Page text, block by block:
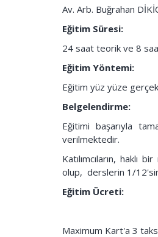
Av. Arb. Buğrahan
Eğitim Süresi:
24 saat teorik ve 8
Eğitim Yöntemi:
Eğitim yüz yüze
Belgelendirme:
Eğitimi başarıyla
verilmektedir.
Katılımcıların, haklı
olup, derslerin 1/
Eğitim Ücreti:
Maximum Kart'a 3